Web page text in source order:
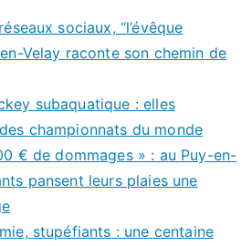
sociaux, “l’évêque
Velay raconte son chemin de
subaquatique : elles
championnats du monde
€ de dommages » : au Puy-en-
pansent leurs plaies une
stupéfiants : une centaine